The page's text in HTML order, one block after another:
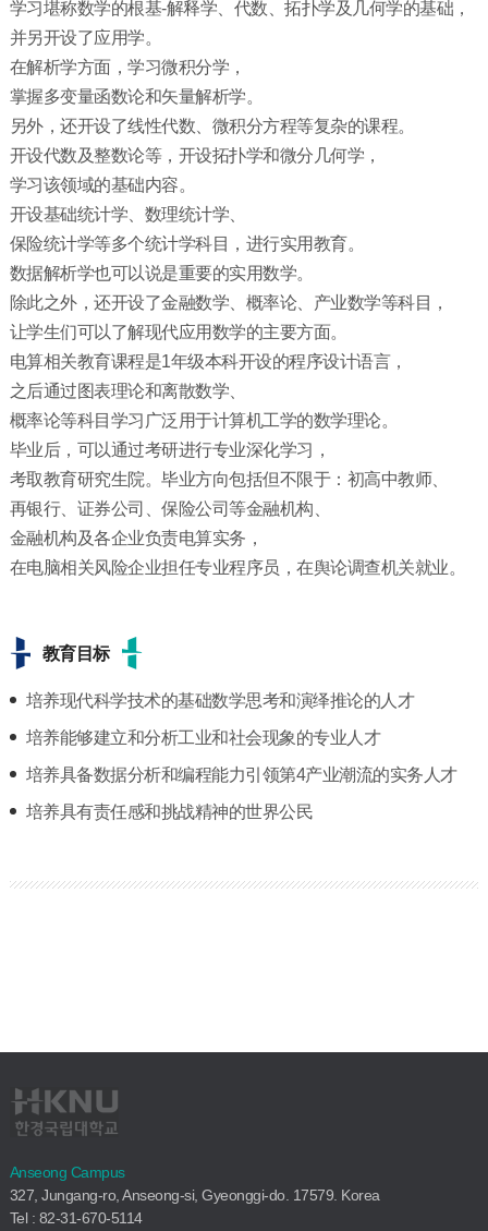
学习堪称数学的根基-解释学、代数、拓扑学及几何学的基础，
并另开设了应用学。
在解析学方面，学习微积分学，
掌握多变量函数论和矢量解析学。
另外，还开设了线性代数、微积分方程等复杂的课程。
开设代数及整数论等，开设拓扑学和微分几何学，
学习该领域的基础内容。
开设基础统计学、数理统计学、
保险统计学等多个统计学科目，进行实用教育。
数据解析学也可以说是重要的实用数学。
除此之外，还开设了金融数学、概率论、产业数学等科目，
让学生们可以了解现代应用数学的主要方面。
电算相关教育课程是1年级本科开设的程序设计语言，
之后通过图表理论和离散数学、
概率论等科目学习广泛用于计算机工学的数学理论。
毕业后，可以通过考研进行专业深化学习，
考取教育研究生院。毕业方向包括但不限于：初高中教师、
再银行、证券公司、保险公司等金融机构、
金融机构及各企业负责电算实务，
在电脑相关风险企业担任专业程序员，在舆论调查机关就业。
教育目标
培养现代科学技术的基础数学思考和演绎推论的人才
培养能够建立和分析工业和社会现象的专业人才
培养具备数据分析和编程能力引领第4产业潮流的实务人才
培养具有责任感和挑战精神的世界公民
Anseong Campus
327, Jungang-ro, Anseong-si, Gyeonggi-do. 17579. Korea
Tel : 82-31-670-5114